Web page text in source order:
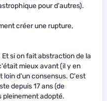
pour d'autres).
créer une rupture,
si on fait abstraction de la
mieux avant (il y en
loin d'un consensus. C'est
depuis 17 ans (de
pleinement adopté.